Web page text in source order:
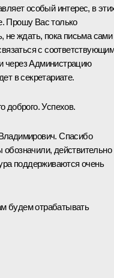
особый интерес, в
Прошу Вас только
не ждать, пока письма сами
с
через Администрацию
в секретариате.
доброго. Успехов.
Спасибо
действительно
поддерживаются очень
будем отрабатывать